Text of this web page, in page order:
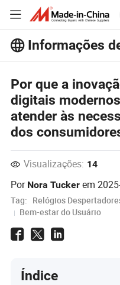
Informações
Informações de Negócios!
Veja Mais
Por que a
digitais
atender às
dos
Visualizações: 14
Por Nora Tucker em
Tag: Relógios
Bem-estar do Usuário
Índice